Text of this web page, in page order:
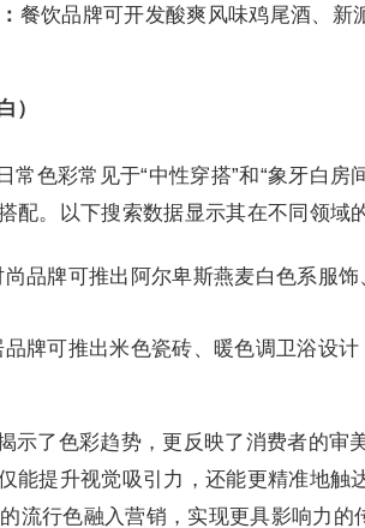
餐饮品牌可开发酸爽风味鸡尾酒、新
）
常色彩常见于“中性穿搭”和“象牙白房
配。以下搜索数据显示其在不同领域
尚品牌可推出阿尔卑斯燕麦白色系服
品牌可推出米色瓷砖、暖色调卫浴设
示了色彩趋势，更反映了消费者的审
能提升视觉吸引力，还能更精准地触
流行色融入营销，实现更具影响力的